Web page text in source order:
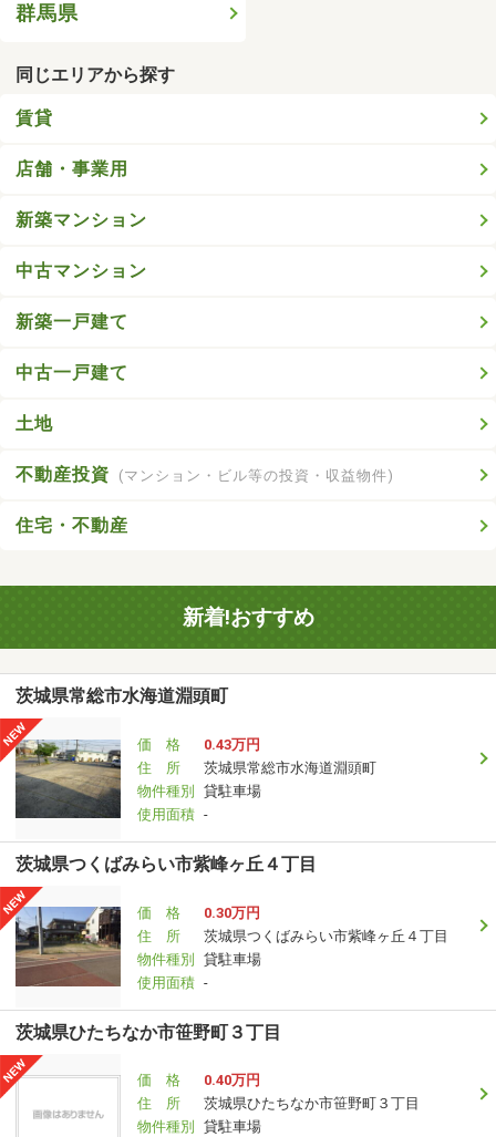
群馬県
同じエリアから探す
賃貸
店舗・事業用
新築マンション
中古マンション
新築一戸建て
中古一戸建て
土地
不動産投資 (マンション・ビル等の投資・収益物件)
住宅・不動産
新着!おすすめ
茨城県常総市水海道淵頭町
価 格
0.43万円
住 所
茨城県常総市水海道淵頭町
物件種別
貸駐車場
使用面積 -
茨城県つくばみらい市紫峰ヶ丘４丁目
価 格
0.30万円
住 所
茨城県つくばみらい市紫峰ヶ丘４丁目
物件種別
貸駐車場
使用面積 -
茨城県ひたちなか市笹野町３丁目
価 格
0.40万円
住 所
茨城県ひたちなか市笹野町３丁目
物件種別
貸駐車場